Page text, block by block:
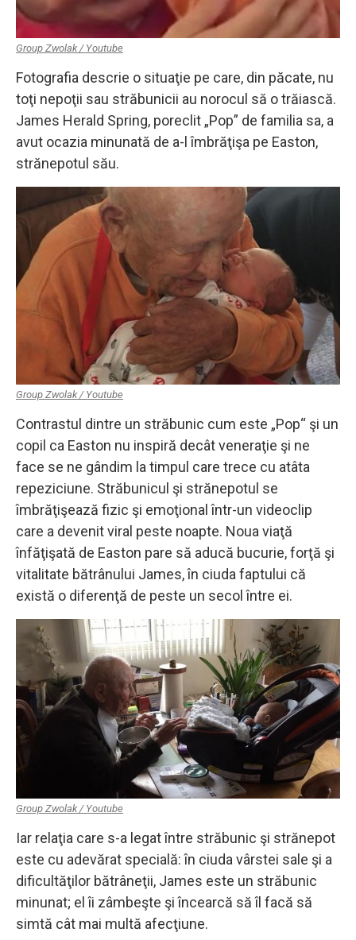
Group Zwolak / Youtube
Fotografia descrie o situaţie pe care, din păcate, nu
toţi nepoţii sau străbunicii au norocul să o trăiască.
James Herald Spring, poreclit „Pop” de familia sa, a
avut ocazia minunată de a-l îmbrăţişa pe Easton,
strănepotul său.
Group Zwolak / Youtube
Contrastul dintre un străbunic cum este „Pop“ şi un
copil ca Easton nu inspiră decât veneraţie şi ne
face se ne gândim la timpul care trece cu atâta
repeziciune. Străbunicul şi strănepotul se
îmbrăţişează fizic şi emoţional într-un videoclip
care a devenit viral peste noapte. Noua viaţă
înfăţişată de Easton pare să aducă bucurie, forţă şi
vitalitate bătrânului James, în ciuda faptului că
există o diferenţă de peste un secol între ei.
Group Zwolak / Youtube
Iar relaţia care s-a legat între străbunic şi strănepot
este cu adevărat specială: în ciuda vârstei sale şi a
dificultăţilor bătrâneţii, James este un străbunic
minunat; el îi zâmbeşte şi încearcă să îl facă să
simtă cât mai multă afecţiune.